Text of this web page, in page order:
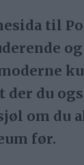
til
der du
om du
før.